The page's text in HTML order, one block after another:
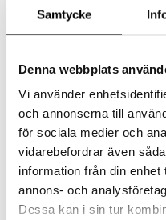
Samtycke
Denna webbplats
Vi använder
och annonserna till
för sociala medier och
vidarebefordrar även
information från din
annons- och
Dessa kan i sin tur
Alps Hand Cream
ALPS
4,95